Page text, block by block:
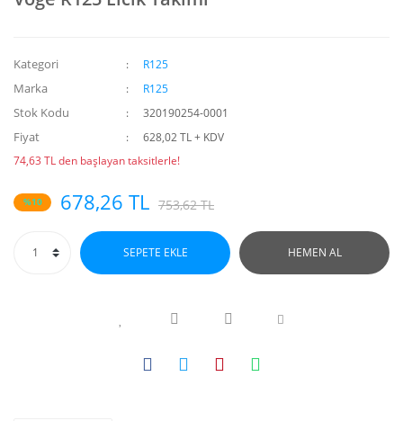
Kategori R125
Marka R125
Stok Kodu 320190254-0001
Fiyat
628,02 TL + KDV
74,63 TL den başlayan taksitlerle!
%10 678,26 TL 753,62 TL
SEPETE EKLE HEMEN AL